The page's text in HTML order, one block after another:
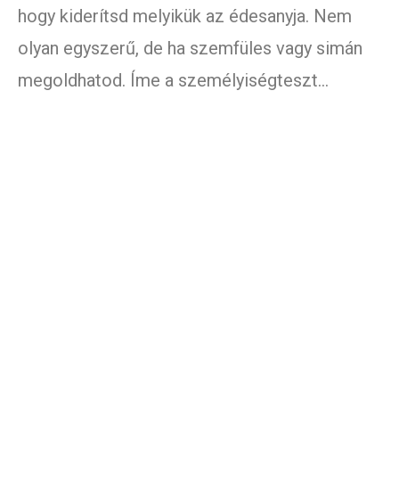
hogy kiderítsd melyikük az édesanyja. Nem
olyan egyszerű, de ha szemfüles vagy simán
megoldhatod. Íme a személyiségteszt…